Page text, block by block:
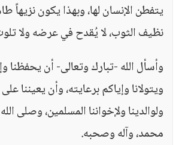
يتفطن الإنسان لها، وبهذا يكون نزيهاً
نظيف الثوب، لا يُقدح في عرضه ولا
وأسأل الله -تبارك وتعالى- أن يحفظنا
ويتولانا وإياكم برعايته، وأن يعيننا
ولوالدينا ولإخواننا المسلمين، وصلى
محمد، وآله وصحبه.